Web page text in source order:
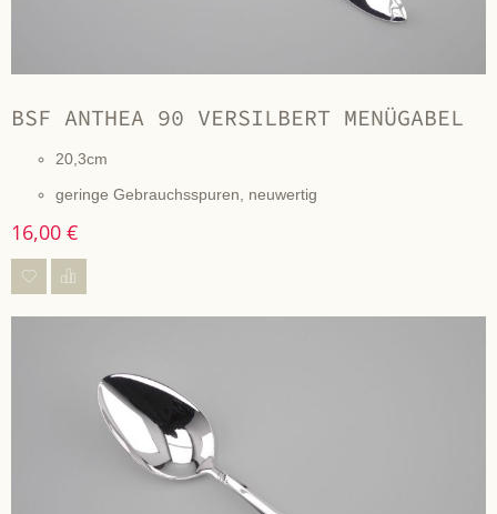
BSF ANTHEA 90 VERSILBERT MENÜGABEL
20,3cm
geringe Gebrauchsspuren, neuwertig
16,00 €